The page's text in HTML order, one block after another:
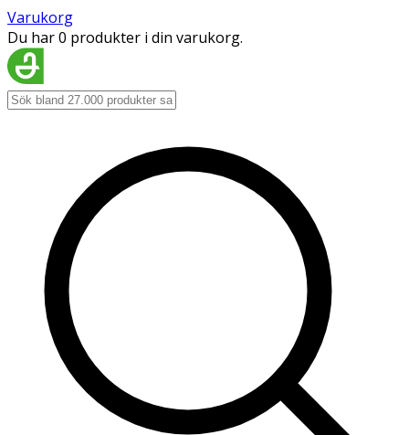
Varukorg
Du har 0 produkter i din varukorg.